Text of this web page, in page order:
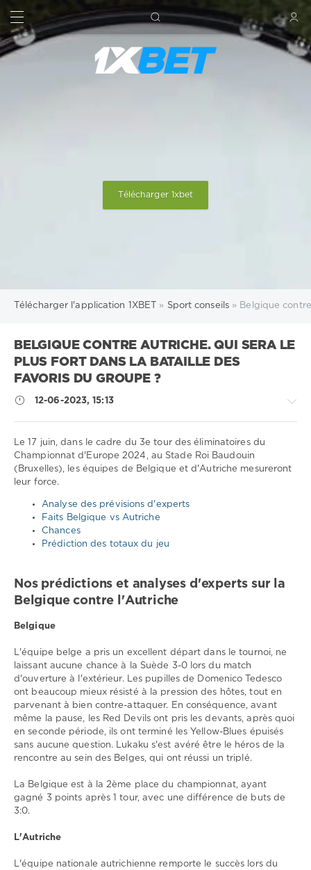
RECHERCHE
Télécharger 1xbet
Télécharger l'application 1XBET » Sport conseils » Belgique
BELGIQUE CONTRE AUTRICHE. QUI SERA LE
PLUS FORT DANS LA BATAILLE DES
FAVORIS DU GROUPE ?
12-06-2023, 15:13
Sport
Pronostics
de
football
090
0
Le 17 juin, dans le cadre du 3e tour des éliminatoires du
Championnat d'Europe 2024, au Stade Roi Baudouin
(Bruxelles), les équipes de Belgique et d'Autriche mesureront
leur force.
Analyse des prévisions d'experts
Faits Belgique vs Autriche
Chances
Prédiction des totaux du jeu
Nos prédictions et analyses d'experts sur la
Belgique contre l'Autriche
Belgique
L'équipe belge a pris un excellent départ dans le tournoi, ne
laissant aucune chance à la Suède 3-0 lors du match
d'ouverture à l'extérieur. Les pupilles de Domenico Tedesco
ont beaucoup mieux résisté à la pression des hôtes, tout en
parvenant à bien contre-attaquer. En conséquence, avant
même la pause, les Red Devils ont pris les devants, après quoi
en seconde période, ils ont terminé les Yellow-Blues épuisés
sans aucune question. Lukaku s'est avéré être le héros de la
rencontre au sein des Belges, qui ont réussi un triplé.
La Belgique est à la 2ème place du championnat, ayant
gagné 3 points après 1 tour, avec une différence de buts de
3:0.
L'Autriche
L'équipe nationale autrichienne remporte le succès lors du